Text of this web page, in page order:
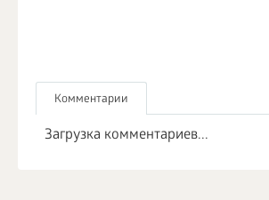
Комментарии
Загрузка комментариев...